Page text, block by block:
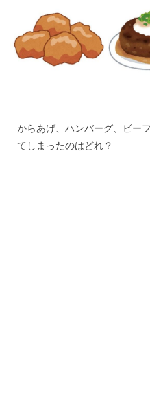
からあげ、ハンバーグ、ビー
てしまったのはどれ？